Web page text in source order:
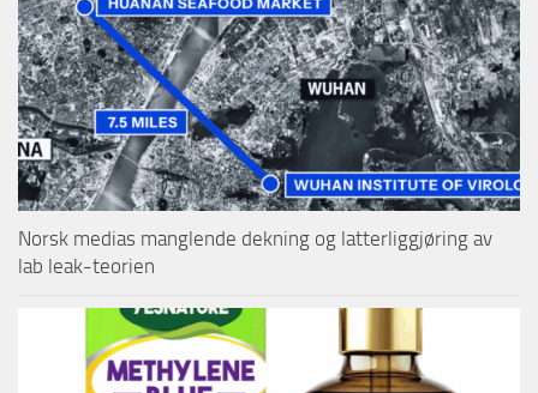
Norsk medias manglende dekning og latterliggjøring av
lab leak-teorien